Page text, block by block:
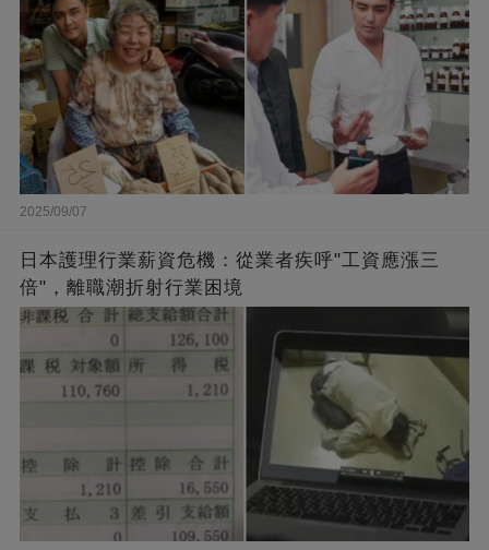
2025/09/07
日本護理行業薪資危機：從業者疾呼"工資應漲三
倍"，離職潮折射行業困境